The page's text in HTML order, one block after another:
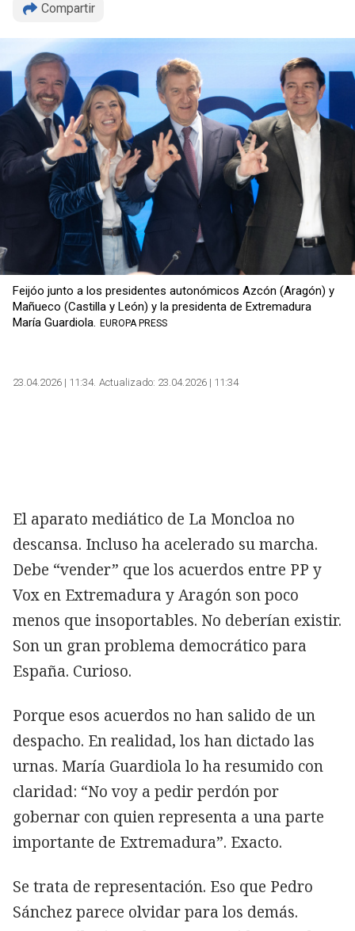
Compartir
Feijóo junto a los presidentes autonómicos Azcón (Aragón) y
Mañueco (Castilla y León) y la presidenta de Extremadura
María Guardiola. EUROPA PRESS
23.04.2026 | 11:34 Actualizado: 23.04.2026 | 11:34
El aparato mediático de La Moncloa no
descansa. Incluso ha acelerado su marcha.
Debe “vender” que los acuerdos entre PP y
Vox en Extremadura y Aragón son poco
menos que insoportables. No deberían existir.
Son un gran problema democrático para
España. Curioso.
Porque esos acuerdos no han salido de un
despacho. En realidad, los han dictado las
urnas. María Guardiola lo ha resumido con
claridad: “No voy a pedir perdón por
gobernar con quien representa a una parte
importante de Extremadura”. Exacto.
Se trata de representación. Eso que Pedro
Sánchez parece olvidar para los demás.